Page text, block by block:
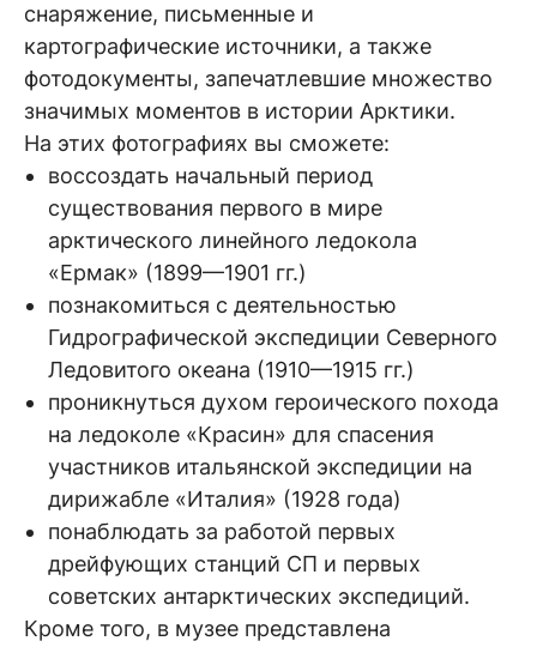
снаряжение, письменные и
картографические источники, а также
фотодокументы, запечатлевшие множество
значимых моментов в истории Арктики.
На этих фотографиях вы сможете:
воссоздать начальный период
существования первого в мире
арктического линейного ледокола
«Ермак» (1899—1901 гг.)
познакомиться с деятельностью
Гидрографической экспедиции Северного
Ледовитого океана (1910—1915 гг.)
проникнуться духом героического похода
на ледоколе «Красин» для спасения
участников итальянской экспедиции на
дирижабле «Италия» (1928 года)
понаблюдать за работой первых
дрейфующих станций СП и первых
советских антарктических экспедиций.
Кроме того, в музее представлена